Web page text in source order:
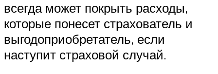
всегда может покрыть расходы,
которые понесет страхователь и
выгодоприобретатель, если
наступит страховой случай.